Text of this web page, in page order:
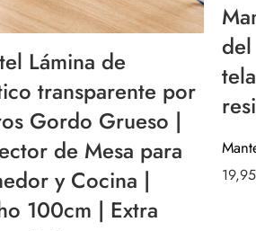
Lámina de
transparente por
Gordo Grueso |
de Mesa para
y Cocina |
100cm | Extra
19,95